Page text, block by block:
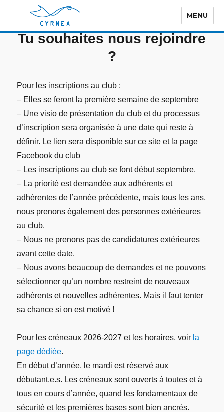
MENU
Tu souhaites nous rejoindre
?
Pour les inscriptions au club :
– Elles se feront la première semaine de septembre
– Une visio de présentation du club et du processus
d’inscription sera organisée à une date qui reste à
définir. Le lien sera disponible sur ce site et la page
Facebook du club
– Les inscriptions au club se font début septembre.
– La priorité est demandée aux adhérents et
adhérentes de l’année précédente, mais tous les ans,
nous prenons également des personnes extérieures
au club.
– Nous ne prenons pas de candidatures extérieures
avant cette date.
– Nous avons beaucoup de demandes et ne pouvons
sélectionner qu’un nombre restreint de nouveaux
adhérents et nouvelles adhérentes. Mais il faut tenter
sa chance si on est motivé !
Pour les créneaux 2026-2027 et les horaires, voir la
page dédiée.
En début d’année, le mardi est réservé aux
débutant.e.s. Les créneaux sont ouverts à toutes et à
tous en cours d’année, quand les fondamentaux de
sécurité et les premières bases sont bien ancrés.